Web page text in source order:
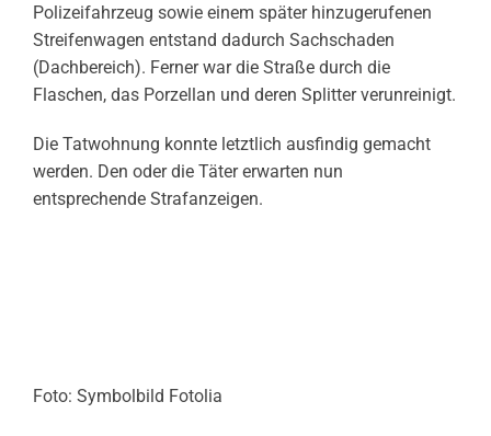
Polizeifahrzeug sowie einem später hinzugerufenen
Streifenwagen entstand dadurch Sachschaden
(Dachbereich). Ferner war die Straße durch die
Flaschen, das Porzellan und deren Splitter verunreinigt.
Die Tatwohnung konnte letztlich ausfindig gemacht
werden. Den oder die Täter erwarten nun
entsprechende Strafanzeigen.
Foto: Symbolbild Fotolia